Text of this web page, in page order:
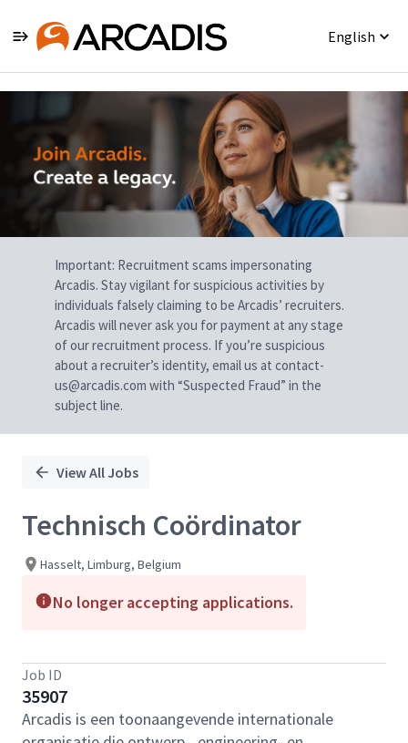
English
Single
Position
Important: Recruitment scams impersonating
Arcadis. Stay vigilant for suspicious activities by
individuals falsely claiming to be Arcadis’ recruiters.
Arcadis will never ask you for payment at any stage
of our recruitment process. If you’re suspicious
about a recruiter’s identity, email us at contact-
us@arcadis.com with “Suspected Fraud” in the
subject line.
View All Jobs
Technisch Coördinator
Hasselt, Limburg, Belgium
No longer accepting applications.
Job ID
35907
Arcadis is een toonaangevende internationale